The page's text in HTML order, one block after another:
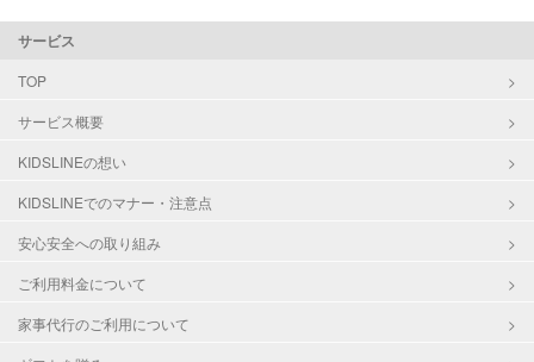
サービス
TOP
サービス概要
KIDSLINEの想い
KIDSLINEでのマナー・注意点
安心安全への取り組み
ご利用料金について
家事代行のご利用について